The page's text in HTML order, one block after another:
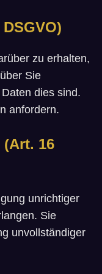
zu erhalten,
Sie
dies sind.
anfordern.
16
unrichtiger
Sie
unvollständiger